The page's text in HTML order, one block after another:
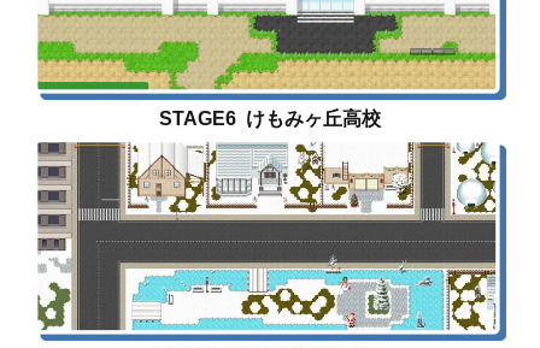
STAGE6 けもみヶ丘高校